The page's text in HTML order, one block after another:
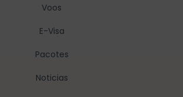
Voos
E-Visa
Pacotes
Noticias